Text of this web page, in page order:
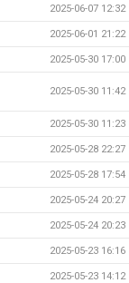
2025-06-07 12:32
2025-06-01 21:22
2025-05-30 17:00
2025-05-30 11:42
2025-05-30 11:23
2025-05-28 22:27
2025-05-28 17:54
2025-05-24 20:27
2025-05-24 20:23
2025-05-23 16:16
2025-05-23 14:12